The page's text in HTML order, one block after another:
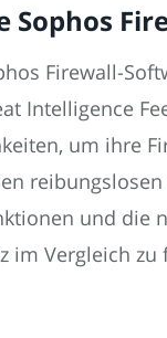
Sophos
Firewall-
Intelligence
um ihre
und die
im Vergleich